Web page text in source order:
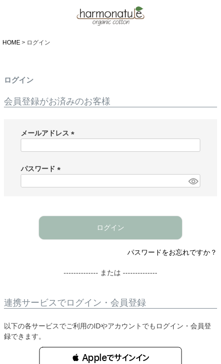
HOME ログイン
ログイン
会員登録がお済みのお客様
メールアドレス
)
パスワード
ログイン
パスワードをお忘れですか？
-------------- または --------------
連携サービスでログイン・会員登録
以下の各サービスでご利用のIDやアカウントでもログイン・会員登
録できます。
 Appleでサインイン